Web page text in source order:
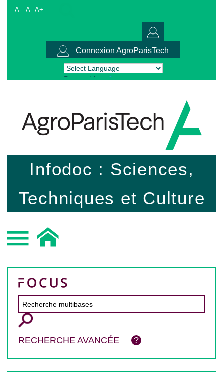
A- A A+
Connexion AgroParisTech
Powered by Translate
Infodoc : Sciences,
Techniques et Culture
RECHERCHE AVANCÉE